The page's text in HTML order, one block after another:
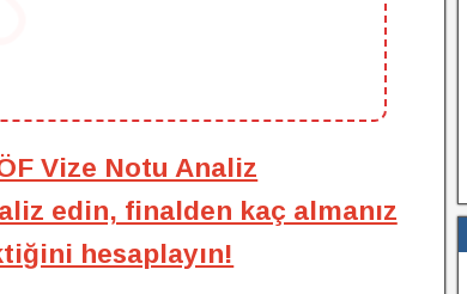
Vize Notu Analiz
edin, finalden kaç almanız
hesaplayın!